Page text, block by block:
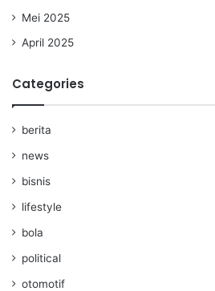
Mei 2025
April 2025
Categories
berita
news
bisnis
lifestyle
bola
political
otomotif